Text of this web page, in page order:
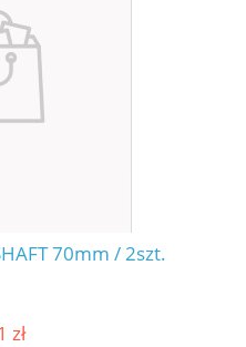
70mm / 2szt.
zł